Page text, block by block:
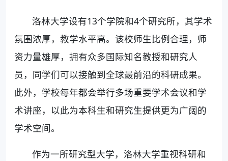
洛林大学设有13个学院和4个研究所，其学术
氛围浓厚，教学水平高。该校师生比例合理，师
资力量雄厚，拥有众多国际知名教授和研究人
员，同学们可以接触到全球最前沿的科研成果。
此外，学校每年都会举行多场重要学术会议和学
术讲座，以此为本科生和研究生提供更为广阔的
学术空间。
作为一所研究型大学，洛林大学重视科研和